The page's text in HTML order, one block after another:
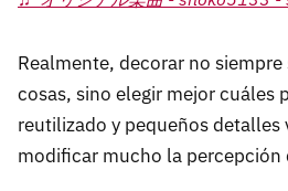
Realmente, decorar no
cosas, sino elegir mejor cuáles
reutilizado y pequeños detalles
modificar mucho la percepción